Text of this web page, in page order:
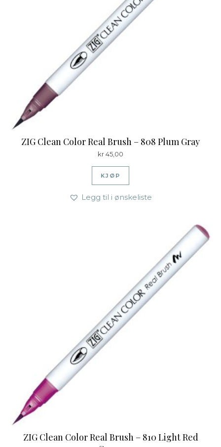
ZIG Clean Color Real Brush – 808 Plum Gray
kr45,00
KJØP
Legg til i ønskeliste
ZIG Clean Color Real Brush – 810 Light Red